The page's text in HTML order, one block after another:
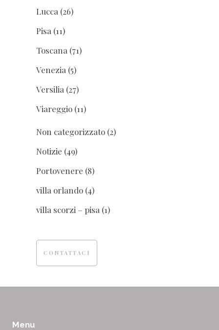
Lucca (26)
Pisa (11)
Toscana (71)
Venezia (5)
Versilia (27)
Viareggio (11)
Non categorizzato (2)
Notizie (49)
Portovenere (8)
villa orlando (4)
villa scorzi – pisa (1)
CONTATTACI
Menu